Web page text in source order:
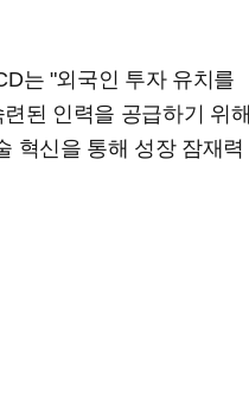
는 "외국인 투자 유치를
된 인력을 공급하기 위해
혁신을 통해 성장 잠재력